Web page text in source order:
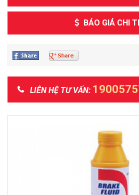
BÁO GIÁ CHI
LIÊN HỆ TƯ VẤN: